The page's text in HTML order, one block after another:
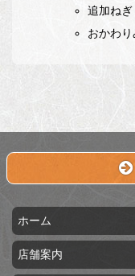
追加ねぎ
おかわ
テ
頭
ホーム
店舗案内